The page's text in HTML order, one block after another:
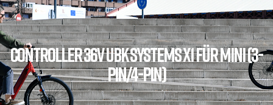
CONTROLLER 36V UBK SYSTEMS X1 FÜR MINI (3-
PIN/4-PIN)